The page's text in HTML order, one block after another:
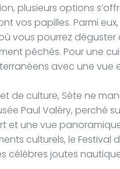
plusieurs options
vos papilles. Parmi
vous pourrez
pêchés. Pour une
avec une vue
de culture, Sète ne
Paul Valéry, perché
et une vue
culturels, le Festival
célèbres joutes